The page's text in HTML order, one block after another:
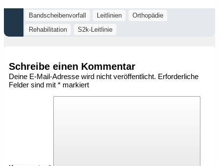
Bandscheibenvorfall Leitlinien
Orthopädie
Rehabilitation
S2k-Leitlinie
Schreibe einen Kommentar
Deine E-Mail-Adresse wird nicht veröffentlicht. Erforderliche
Felder sind mit * markiert